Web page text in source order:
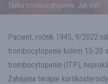
Těžká trombocytopenie. Jak dál?
Pacient, ročník 1945, 9/2022
trombocytopenie kolem 15-20
trombocytopenie (ITP),
Zahájena terapie